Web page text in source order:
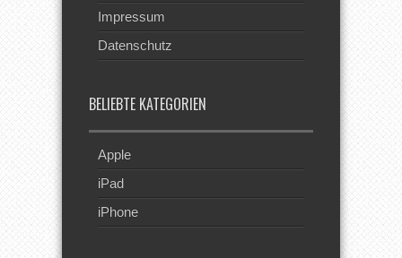
Impressum
Datenschutz
BELIEBTE KATEGORIEN
Apple
iPad
iPhone